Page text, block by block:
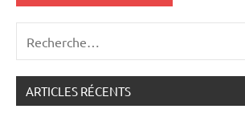
ARTICLES RÉCENTS